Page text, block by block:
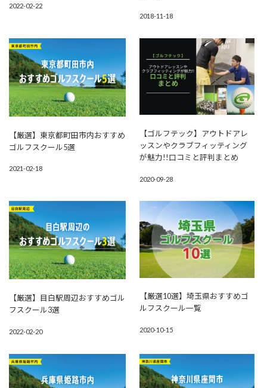
2022-02-22
2018-11-18
【厳選】東京都町田市内おすすめ
ゴルフスクール5選
2021-02-18
【ゴルフテック】アウトドアレ
ッスンやクラブフィッティング
が魅力!!口コミと評判まとめ
2020-09-28
【厳選】目白駅周辺おすすめゴル
フスクール3選
2022-02-20
【厳選10選】埼玉県おすすめゴ
ルフスクール一覧
2020-10-15